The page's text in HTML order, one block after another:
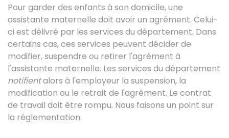
Pour garder des enfants à son domicile, une
assistante maternelle doit avoir un agrément. Celui-
ci est délivré par les services du département. Dans
certains cas, ces services peuvent décider de
modifier, suspendre ou retirer l'agrément à
l'assistante maternelle. Les services du département
notifientalors à l'employeur la suspension, la
modification ou le retrait de l'agrément. Le contrat
de travail doit être rompu. Nous faisons un point sur
la réglementation.